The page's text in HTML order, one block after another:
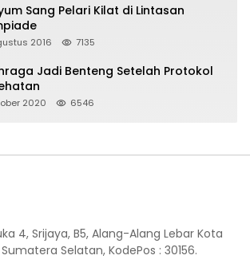
Sang Pelari Kilat di Lintasan
2016 7135
Jadi Benteng Setelah Protokol
2020 6546
4, Srijaya, B5, Alang-Alang Lebar Kota
Selatan, KodePos : 30156.